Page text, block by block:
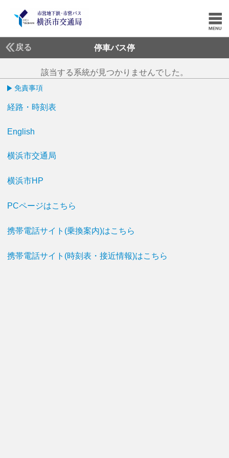
戻る 停車バス停
該当する系統が見つかりませんでした。
免責事項
経路・時刻表
English
横浜市交通局
横浜市HP
PCページはこちら
携帯電話サイト(乗換案内)はこちら
携帯電話サイト(時刻表・接近情報)はこちら